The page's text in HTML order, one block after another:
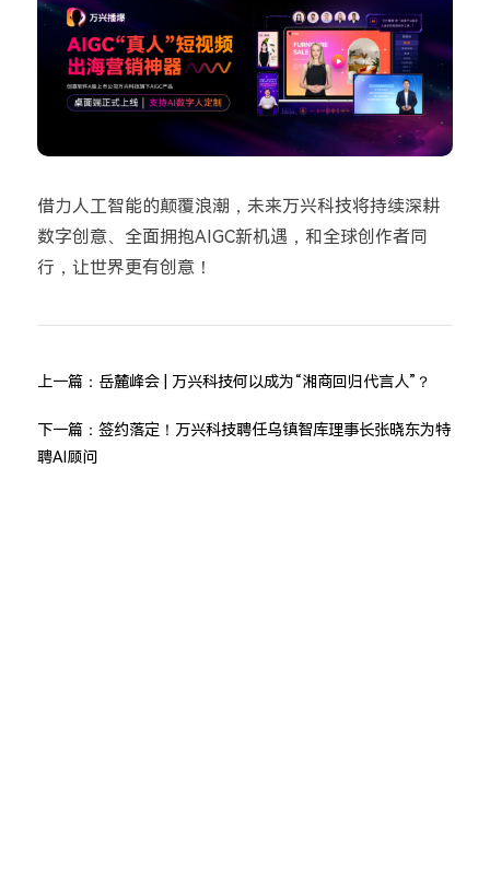
借力人工智能的颠覆浪潮，未来万兴科技将持续深耕
数字创意、全面拥抱AIGC新机遇，和全球创作者同
行，让世界更有创意！
上一篇： 岳麓峰会 | 万兴科技何以成为“湘商回归代言人”？
下一篇： 签约落定！万兴科技聘任乌镇智库理事长张晓东为特
聘AI顾问